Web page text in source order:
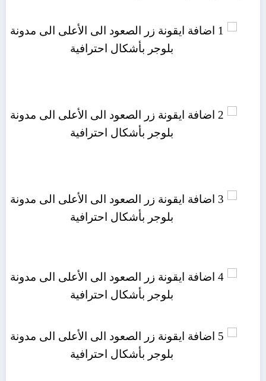
3px;display:none;height:0;left:-4px;margin:-5px
.flame{display:block}.nav-toggle,.owl-item
.quote-icon,.price-box .price-box-head-
shadow,.scroll-top .flame{transition:all
.5s cubic-bezier(.25,.1,.25,1)
rotate(-
{transform:translate(-1px,0)
rotate(-
</style>
<script type=”text/javascript”>
// Scroll to top button
//Check to see if the window is
top if not then display button
jQuery(window).scroll(function(){